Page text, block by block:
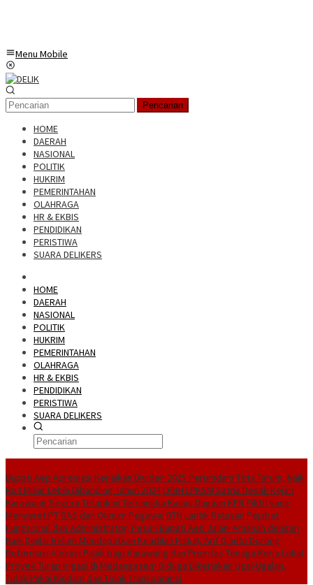
Menu Mobile
Pencarian
HOME
DAERAH
NASIONAL
POLITIK
HUKRIM
PEMERINTAHAN
OLAHRAGA
HR & EKBIS
PENDIDIKAN
PERISTIWA
SUARA DELIKERS
HOME
DAERAH
NASIONAL
POLITIK
HUKRIM
PEMERINTAHAN
OLAHRAGA
HR & EKBIS
PENDIDIKAN
PERISTIWA
SUARA DELIKERS
Bupati Aep Apresiasi Kenaikan Dividen 2025 Perumdam Tirta Tarum, Naik
Rp3 Miliar Lebih Dibanding Tahun 2024LKBH LPKSM Satria Desak Kejari
Karawang Segera Tetapkan Tersangka Kasus Dugaan KPR Fiktif yang
Menyeret PT BAS dan Oknum Pegawai BTN Lantik Ratusan Pejabat
Fungsional dan Administrator, Pesan Bupati Aep Jalani Amanah dengan
BaikDinilai Belum Mendapatkan Keadilan Fiskal, Arif Dianto Dorong
Reformasi Alokasi Pajak bagi Karawang dan Prioritas Tenaga Kerja Lokal
Proyek Turap Irigasi di Medangasem Diduga Dikerjakan Ugal-Ugalan,
Tidak Pakai Kisdam dan Tidak Transparansi